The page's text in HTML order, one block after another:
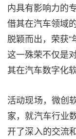
内具有影响力的
借其在汽车领域
脱颖而出，荣获“
这一殊荣不仅是
其在汽车数字化
活动现场，微创
家，就汽车行业
开了深入的交流